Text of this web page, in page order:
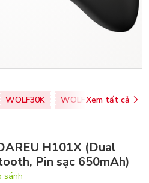
WOLF30K WOLF50KXem tất cả
H101X (Dual
Pin sạc 650mAh)
sánh